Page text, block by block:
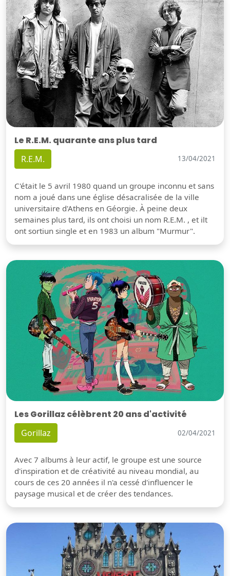
Le R.E.M. quarante ans plus tard
R.E.M. 13/04/2021
C'était le 5 avril 1980 quand un groupe inconnu et sans
nom a joué dans une église désacralisée de la ville
universitaire d'Athens en Géorgie. À peine deux
semaines plus tard, ils ont choisi un nom R.E.M. , et ilt
ont sortiun single et en 1983 un album "Murmur".
Les Gorillaz célèbrent 20 ans d'activité
Gorillaz 02/04/2021
Avec 7 albums à leur actif, le groupe est une source
d'inspiration et de créativité au niveau mondial, au
cours de ces 20 années il n'a cessé d'influencer le
paysage musical et de créer des tendances.